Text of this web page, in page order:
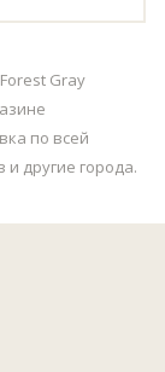
Gray
по всей
другие города.